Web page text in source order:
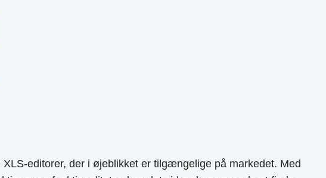
editorer, der i øjeblikket er tilgængelige på markedet. Med